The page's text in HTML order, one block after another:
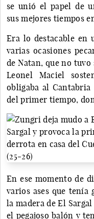
se unió el papel de
sus mejores tiempos
Era lo destacable en
varias ocasiones
de Natan, que no
Leonel Maciel
obligaba al
del primer tiempo,
En ese momento de
varios ases que tenía
la madera de El
el pegajoso balón y